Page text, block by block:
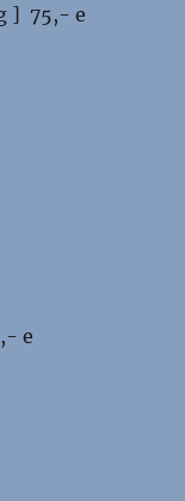
] 75,- e
e